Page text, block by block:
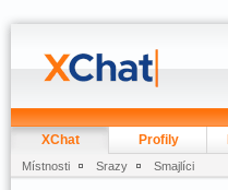
XChat Profily
Místnosti Srazy Smajlíci